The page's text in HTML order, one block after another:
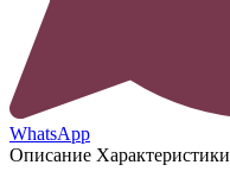
WhatsApp
Описание Характеристики